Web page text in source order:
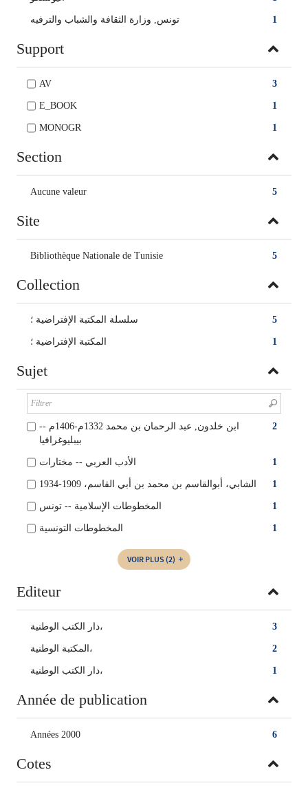
1 تونس, وزارة الثقافة والشباب والترفيه
Support
3
AV
1
E_BOOK
1
MONOGR
Section
5
Aucune valeur
Site
5
Bibliothèque Nationale de Tunisie
Collection
5 سلسلة المكتبة الإفتراضية ؛
1 المكتبة الإفتراضية‏ ؛
Sujet
2
ابن خلدون, عبد الرحمان بن محمد 1332م-1406م --
بيبليوغرافيا
1 الأدب العربي -- مختارات
1 الشابي، أبوالقاسم بن محمد بن أبي القاسم، 1909-1934
1 المخطوطات الإسلامية -- تونس
1 المخطوطات‏ التونسية
VOIR PLUS (2)
Editeur
3 دار الكتب الوطنية،
2 المكتبة الوطنية،
1 ‏دار الكتب الوطنية‏‏،
Année de publication
6
Années 2000
Cotes